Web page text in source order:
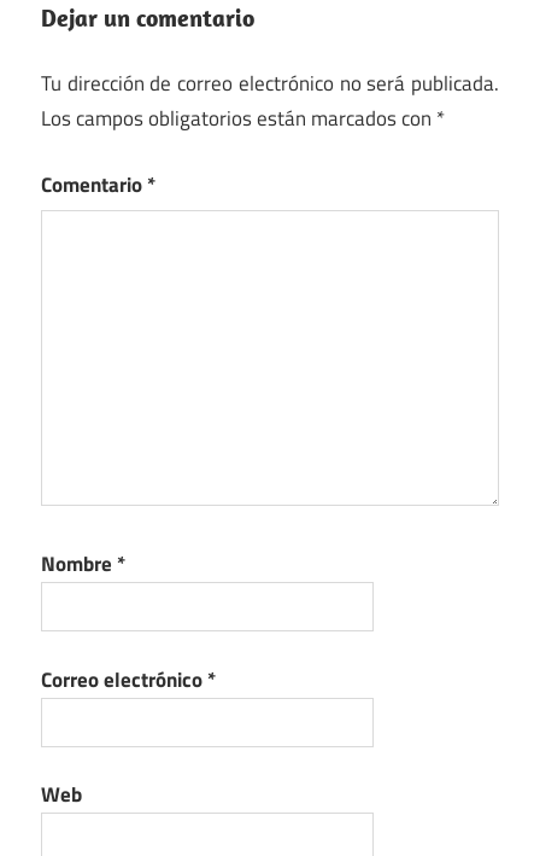
Dejar un comentario
Tu dirección de correo electrónico no será publicada.
Los campos obligatorios están marcados con *
Comentario*
Nombre *
Correo electrónico*
Web